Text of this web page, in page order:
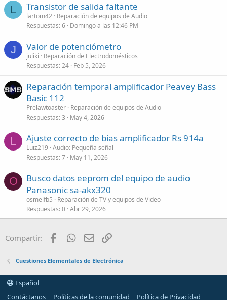
L Transistor de salida faltante
lartom42 Reparación de equipos de Audio
Respuestas 6 Domingo a las 12:46 PM
J Valor de potenciómetro
juliki
Reparación de Electrodomésticos
Respuestas 24 Feb 5, 2026
Reparación temporal amplificador Peavey Bass
Basic 112
Prelawtoaster Reparación de equipos de Audio
Respuestas 3 May 4, 2026
L Ajuste correcto de bias amplificador Rs 914a
Luiz219 Audio: Pequeña señal
Respuestas 7 May 11, 2026
O
Busco datos eeprom del equipo de audio
Panasonic sa-akx320
osmelfb5
Reparación de TV y equipos de Video
Respuestas 0 Abr 29, 2026
Compartir: FacebookWhatsApp
Email
Cuestiones Elementales de Electrónica
Español
Contáctanos
Políticas de la comunidad Política de Privacidad